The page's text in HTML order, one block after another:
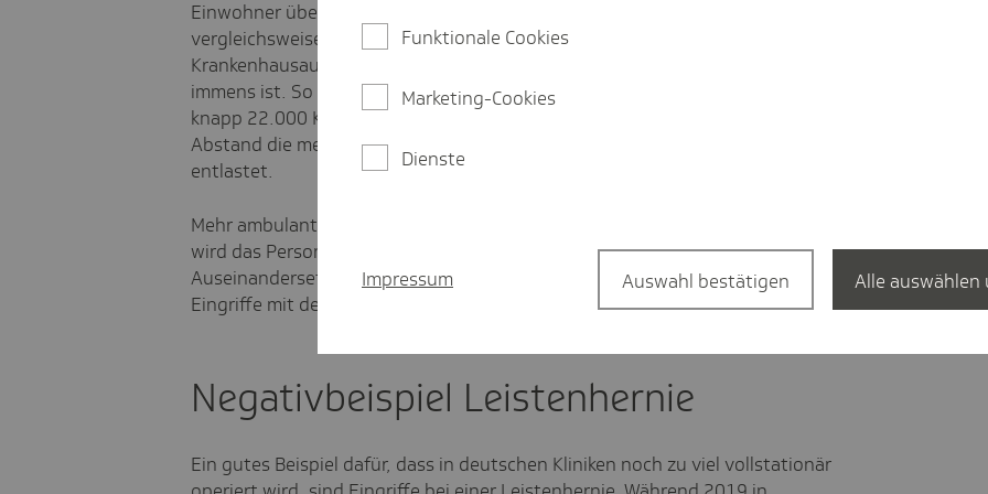
Einwohner über dem Durchschnitt. Allerdings gibt es hierzulande
vergleichsweise viele Krankenhausbetten und vor allem
Krankenhausaufenthalte, weshalb die Arbeitsbelastung der Fachkräfte
immens ist. So verzeichnete Deutschland 2020 laut
knapp 22.000 Krankenhausfälle je 100.000 Einwohnern - europaweit mit
Abstand die meisten. Werden diese reduziert, wird auch das Personal
entlastet.
Mehr ambulante Behandlungen bieten auch für die Kliniken Vorteile. Einerseits
wird das Personal entlastet, andererseits kommt es zu weniger
Auseinandersetzungen bei der Frage der Notwendigkeit vollstationärer
Eingriffe mit den Krankenkassen bzw. dem Medizinischen Dienst (MD).
Negativbeispiel Leistenhernie
Ein gutes Beispiel dafür, dass in deutschen Kliniken noch zu viel vollstationär
Funktionale Cookies
Marketing-Cookies
Dienste
Impressum Auswahl bestätigen Alle auswählen